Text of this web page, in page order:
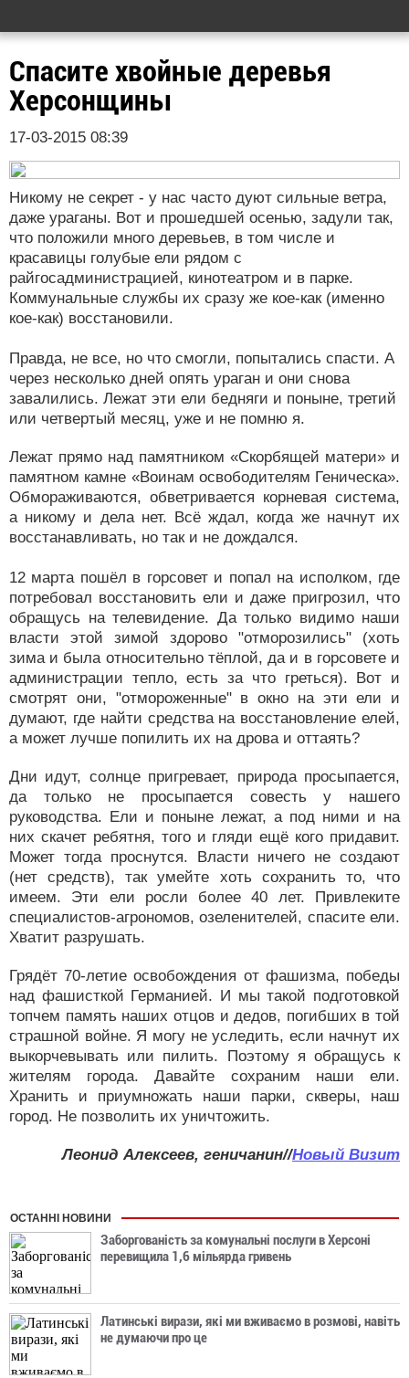
Спасите хвойные деревья
Херсонщины
17-03-2015 08:39
Никому не секрет - у нас часто дуют сильные ветра,
даже ураганы. Вот и прошедшей осенью, задули так,
что положили много деревьев, в том числе и
красавицы голубые ели рядом с
райгосадминистрацией, кинотеатром и в парке.
Коммунальные службы их сразу же кое-как (именно
кое-как) восстановили.
Правда, не все, но что смогли, попытались спасти. А
через несколько дней опять ураган и они снова
завалились. Лежат эти ели бедняги и поныне, третий
или четвертый месяц, уже и не помню я.
Лежат прямо над памятником «Скорбящей матери» и
памятном камне «Воинам освободителям Геническа».
Обмораживаются, обветривается корневая система,
а никому и дела нет. Всё ждал, когда же начнут их
восстанавливать, но так и не дождался.
12 марта пошёл в горсовет и попал на исполком, где
потребовал восстановить ели и даже пригрозил, что
обращусь на телевидение. Да только видимо наши
власти этой зимой здорово "отморозились" (хоть
зима и была относительно тёплой, да и в горсовете и
администрации тепло, есть за что греться). Вот и
смотрят они, "отмороженные" в окно на эти ели и
думают, где найти средства на восстановление елей,
а может лучше попилить их на дрова и оттаять?
Дни идут, солнце пригревает, природа просыпается,
да только не просыпается совесть у нашего
руководства. Ели и поныне лежат, а под ними и на
них скачет ребятня, того и гляди ещё кого придавит.
Может тогда проснутся. Власти ничего не создают
(нет средств), так умейте хоть сохранить то, что
имеем. Эти ели росли более 40 лет. Привлеките
специалистов-агрономов, озеленителей, спасите ели.
Хватит разрушать.
Грядёт 70-летие освобождения от фашизма, победы
над фашисткой Германией. И мы такой подготовкой
топчем память наших отцов и дедов, погибших в той
страшной войне. Я могу не уследить, если начнут их
выкорчевывать или пилить. Поэтому я обращусь к
жителям города. Давайте сохраним наши ели.
Хранить и приумножать наши парки, скверы, наш
город. Не позволить их уничтожить.
Леонид Алексеев, геничанин//Новый Визит
ОСТАННІ НОВИНИ
Заборгованість за комунальні послуги в Херсоні
перевищила 1,6 мільярда гривень
Латинські вирази, які ми вживаємо в розмові, навіть
не думаючи про це